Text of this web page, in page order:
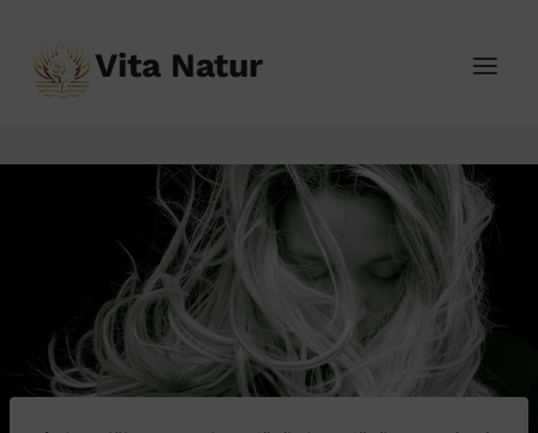
obsah
Vita Natur